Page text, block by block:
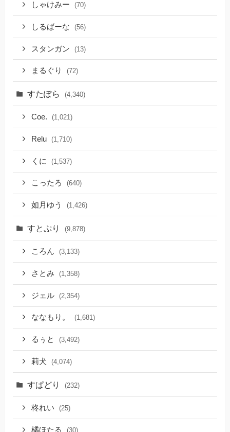
しゃけみー (70)
しるばーな (56)
スタンガン (13)
まるぐり (72)
すたぽら (4,340)
Coe. (1,021)
Relu (1,710)
くに (1,537)
こったろ (640)
如月ゆう (1,426)
すとぷり (9,878)
ころん (3,133)
さとみ (1,358)
ジェル (2,354)
ななもり。 (1,681)
るぅと (3,492)
莉犬 (4,074)
すぱどり (232)
柊れい (25)
橘ほたる (30)